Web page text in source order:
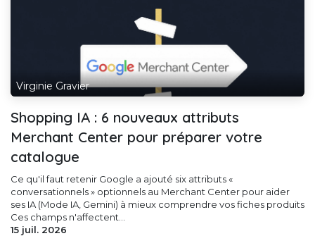
Virginie Gravier
Shopping IA : 6 nouveaux attributs
Merchant Center pour préparer votre
catalogue
Ce qu'il faut retenir Google a ajouté six attributs «
conversationnels » optionnels au Merchant Center pour aider
ses IA (Mode IA, Gemini) à mieux comprendre vos fiches produits
Ces champs n'affectent...
15 juil. 2026